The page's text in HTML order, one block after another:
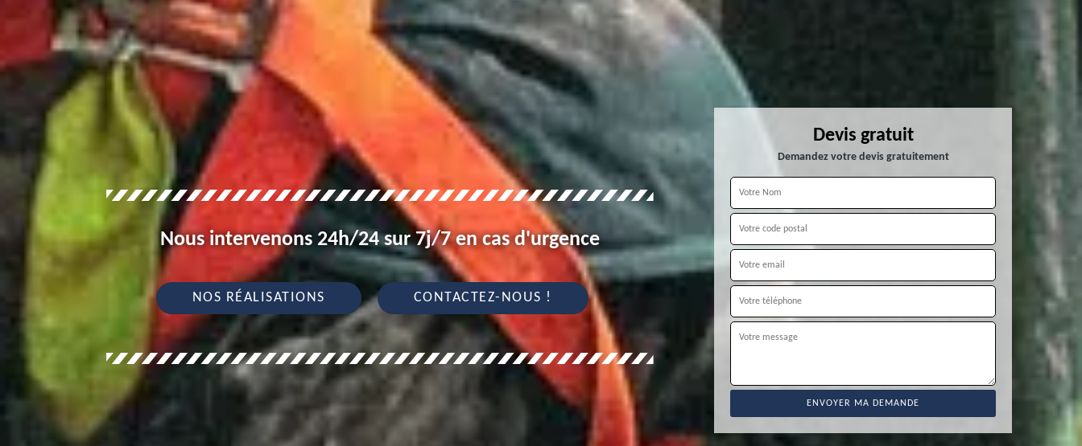
Nous intervenons 24h/24 sur 7j/7 en cas d'urgence
NOS RÉALISATIONS CONTACTEZ-NOUS !
Devis gratuit
Demandez votre devis gratuitement